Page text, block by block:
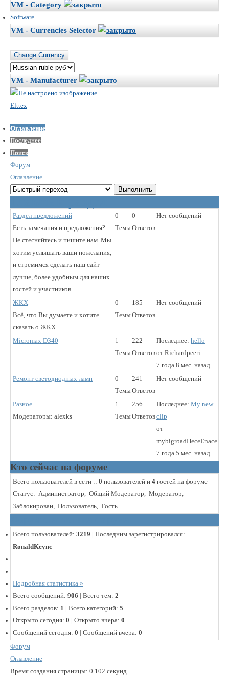
VM - Category
Software
VM - Currencies Selector
VM - Manufacturer
Elttex
Оглавление
Последнее
Поиск
Форум
Оглавление
Раздел предложений
Есть замечания и предложения?
Не стесняйтесь и пишите нам. Мы
хотим услышать ваши пожелания,
и стремимся сделать наш сайт
лучше, более удобным для наших
гостей и участников.
0
Темы
0
Ответов
Нет сообщений
ЖКХ
Всё, что Вы думаете и хотите
сказать о ЖКХ.
0
Темы
185
Ответов
Нет сообщений
Micromax D340
1
Темы
222
Ответов
Последнее: hello
от Richardpeeri
7 года 8 мес. назад
Ремонт светодиодных ламп
0
Темы
241
Ответов
Нет сообщений
Разное
Модераторы: alexks
1
Темы
256
Ответов
Последнее: My new
clip
от
mybigroadHeceEnace
7 года 5 мес. назад
Кто сейчас на форуме
Всего пользователей в сети :: 0 пользователей и 4 гостей на форуме
Статус: Администратор, Общий Модератор, Модератор,
Заблокирован, Пользователь, Гость
Всего пользователей: 3219
Последним зарегистрировался:
RonaldKeync
Подробная статистика »
Всего сообщений: 906 Всего тем: 2
Всего разделов: 1 Всего категорий: 5
Открыто сегодня: 0 Открыто вчера: 0
Сообщений сегодня: 0 Сообщений вчера: 0
Форум
Оглавление
Время создания страницы: 0.102 секунд